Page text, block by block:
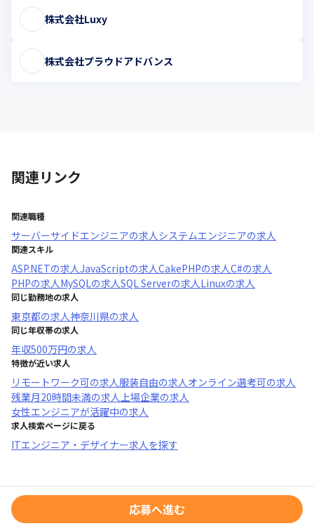
株式会社Luxy
株式会社プラウドアドバンス
関連リンク
関連職種
サーバーサイドエンジニアの求人システムエンジニアの求人
関連スキル
ASP.NETの求人JavaScriptの求人CakePHPの求人C#の求人
PHPの求人MySQLの求人SQL Serverの求人Linuxの求人
同じ勤務地の求人
東京都の求人神奈川県の求人
同じ年収帯の求人
年収500万円の求人
特徴が近い求人
リモートワーク可の求人服装自由の求人オンライン選考可の求人
残業月20時間未満の求人上場企業の求人
女性エンジニアが活躍中の求人
求人検索ページに戻る
ITエンジニア・デザイナー求人を探す
応募へ進む